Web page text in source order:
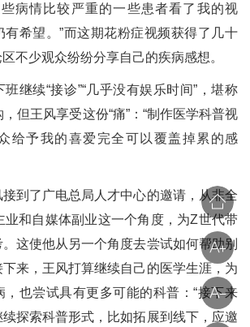
病情比较严重的一些患者看了我的视
有希望。”而这期花粉症视频获得了几十
不少观众纷纷分享自己的疾病感想。
续“接诊”“几乎没有娱乐时间”，堪称
但王风享受这份“痛”：“制作医学科普视
给予我的喜爱完全可以覆盖掉累的感
了广电总局人才中心的邀请，从非全
业和自媒体副业这一个角度，为Z世代带
这使他从另一个角度去尝试如何帮助别
下来，王风打算继续自己的医学生涯，为
，也尝试具有更多可能的科普：“接下来
探索科普形式，比如拓展到线下，应邀